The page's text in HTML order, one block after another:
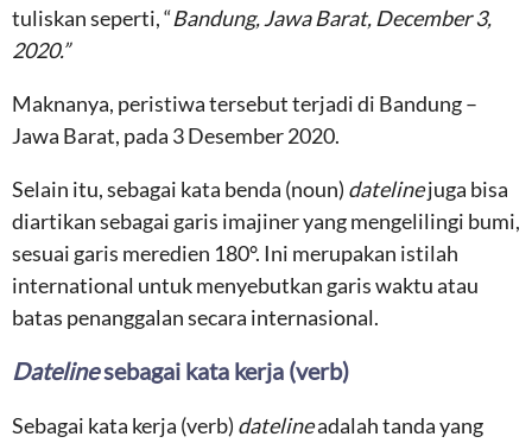
tuliskan seperti, “Bandung, Jawa Barat, December 3,
2020.”
Maknanya, peristiwa tersebut terjadi di Bandung –
Jawa Barat, pada 3 Desember 2020.
Selain itu, sebagai kata benda (noun) datelinejuga bisa
diartikan sebagai garis imajiner yang mengelilingi bumi,
sesuai garis meredien 180°. Ini merupakan istilah
international untuk menyebutkan garis waktu atau
batas penanggalan secara internasional.
Datelinesebagai kata kerja (verb)
Sebagai kata kerja (verb) datelineadalah tanda yang